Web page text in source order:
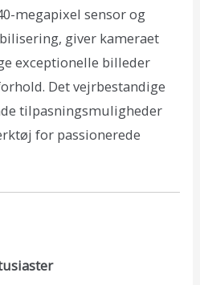
megapixel sensor og
giver kameraet
exceptionelle billeder
Det vejrbestandige
tilpasningsmuligheder
for passionerede